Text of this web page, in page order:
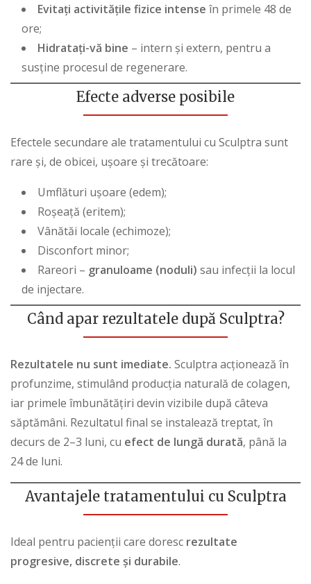
Evitați activitățile fizice intense în primele 48 de
ore;
Hidratați-vă bine – intern și extern, pentru a
susține procesul de regenerare.
Efecte adverse posibile
Efectele secundare ale tratamentului cu Sculptra sunt
rare și, de obicei, ușoare și trecătoare:
Umflături ușoare (edem);
Roșeață (eritem);
Vânătăi locale (echimoze);
Disconfort minor;
Rareori – granuloame (noduli) sau infecții la locul
de injectare.
Când apar rezultatele după Sculptra?
Rezultatele nu sunt imediate. Sculptra acționează în
profunzime, stimulând producția naturală de colagen,
iar primele îmbunătățiri devin vizibile după câteva
săptămâni. Rezultatul final se instalează treptat, în
decurs de 2–3 luni, cu efect de lungă durată, până la
24 de luni.
Avantajele tratamentului cu Sculptra
Ideal pentru pacienții care doresc rezultate
progresive, discrete și durabile.